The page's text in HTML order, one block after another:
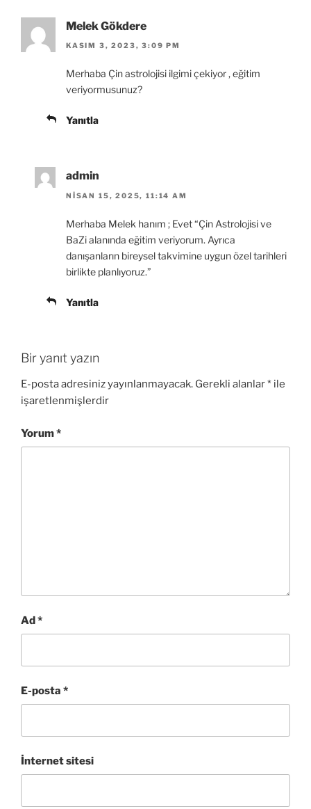
Melek Gökdere
KASIM 3, 2023, 3:09 PM
Merhaba Çin astrolojisi ilgimi çekiyor , eğitim
veriyormusunuz?
Yanıtla
admin
NISAN 15, 2025, 11:14 AM
Merhaba Melek hanım ; Evet “Çin Astrolojisi ve
BaZi alanında eğitim veriyorum. Ayrıca
danışanların bireysel takvimine uygun özel tarihleri
birlikte planlıyoruz.”
Yanıtla
Bir yanıt yazın
E-posta adresiniz yayınlanmayacak. Gerekli alanlar* ile
işaretlenmişlerdir
Yorum*
Ad*
E-posta *
İnternet sitesi